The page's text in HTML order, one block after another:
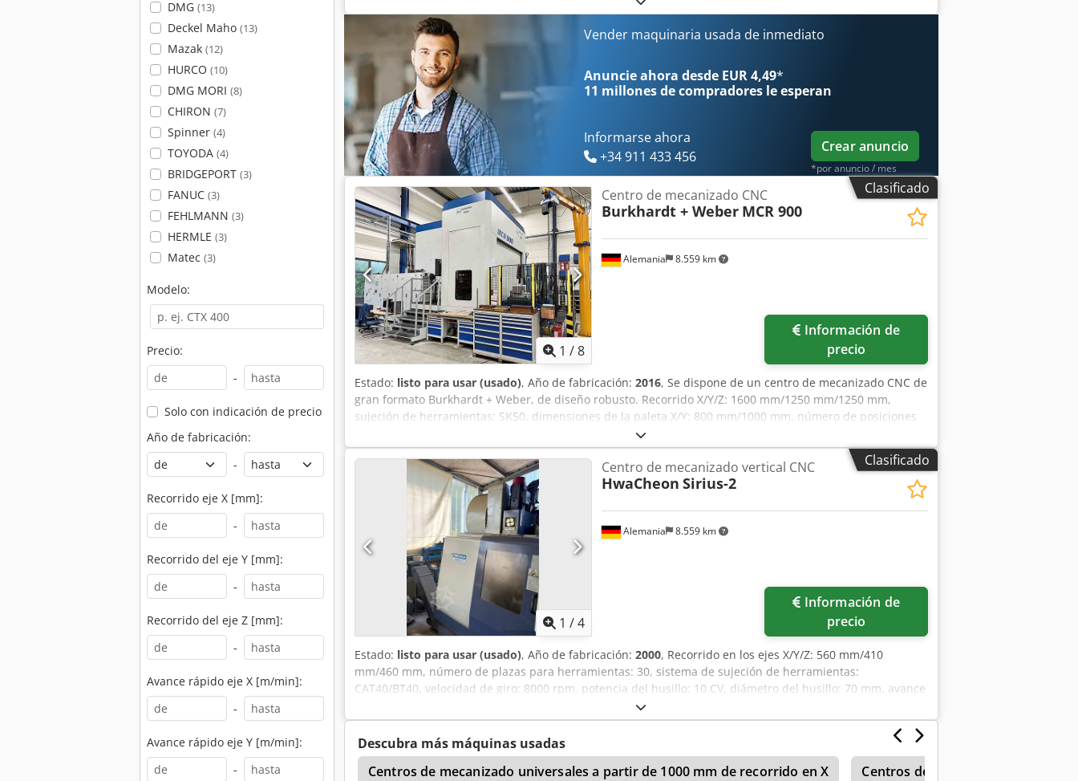
DMG (13)
Deckel Maho (13)
Mazak (12)
HURCO (10)
DMG MORI (8)
CHIRON (7)
Spinner (4)
TOYODA (4)
BRIDGEPORT (3)
FANUC (3)
FEHLMANN (3)
HERMLE (3)
Matec (3)
Modelo:
Precio:
-
Solo con indicación de precio
Año de fabricación:
-
Recorrido eje X [mm]:
-
Recorrido del eje Y [mm]:
-
Recorrido del eje Z [mm]:
-
Avance rápido eje X [m/min]:
-
Avance rápido eje Y [m/min]:
-
punzón - Mesa de corte de barras planas con guías ajustables Dodpfezq Eldsx Afzskr - 2 estaciones de
trabajo simultáneas - 15 juegos de punzones y matrices redondas - 1 juego de punzón y matriz para
ojales - Manual de uso y mantenimiento - Declaración de conformidad CE - 12 meses de garantía del
fabricante
Vender maquinaria usada de inmediato
Anuncie ahora desde EUR 4,49*
11 millones de compradores le esperan
Informarse ahora
+34 911 433 456
Crear anuncio
*por anuncio / mes
Clasificado
1 /8
Alemania 8.559 km
Centro de mecanizado CNC
Burkhardt + Weber MCR 900
precio
Estado: listo para usar (usado), Año de fabricación: 2016, Se dispone de un centro de mecanizado CNC de
gran formato Burkhardt + Weber, de diseño robusto. Recorrido X/Y/Z: 1600 mm/1250 mm/1250 mm,
sujeción de herramientas: SK50, dimensiones de la paleta X/Y: 800 mm/1000 mm, número de posiciones
para herramientas de 125 mm: 95, número de posiciones para herramientas de 225 mm: 7, número de
posiciones para herramientas de 350 mm: 5, número de posiciones para herramientas de barra de 420
mm: 5, volumen del sistema de refrigeración: 1900 l, control: Siemens 840D con ShopMill, horas de
funcionamiento: aprox. 20000 h. Incluye sistema de gestión de refrigerante con filtro de cinta de papel,
cerramiento de la máquina, sistema de refrigeración de herramientas, toberas externas, transportador de
virutas, sistema de cambio de herramientas con doble garra y cabezal giratorio HV-NC. Se dispone de
documentación. Es posible realizar una visita in situ. Dkedpfszp Rgqsx Afzor
Clasificado
1 /4
Alemania 8.559 km
Centro de mecanizado vertical CNC
HwaCheon Sirius-2
precio
Estado: listo para usar (usado), Año de fabricación: 2000, Recorrido en los ejes X/Y/Z: 560 mm/410
mm/460 mm, número de plazas para herramientas: 30, sistema de sujeción de herramientas:
CAT40/BT40, velocidad de giro: 8000 rpm, potencia del husillo: 10 CV, diámetro del husillo: 70 mm, avance
rápido: 30 m/min, dimensiones de la mesa en los ejes X/Y: 605 mm/380 mm, carga máxima de la mesa:
250 kg, número de paletas: 2. Dimensiones de la máquina en los ejes X/Y: aproximadamente 3050
mm/2900 mm, peso: aproximadamente 5000 kg, control: Fanuc. Documentación disponible. Es posible
realizar una visita in situ. Dodpfjznmx Hex Afzskr
Descubra más máquinas usadas
Centros de mecanizado universales a partir de 1000 mm de recorrido en X
Centros de mecanizado
Chiron Chiron Fz 16